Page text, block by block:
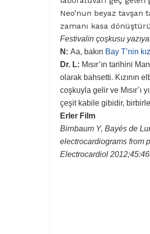
Neo’nun beyaz tavşan
zamanı kasa
Festivalin çoşkusu
N: Aa, bakın Bay T’nin
Dr. L: Mısır’ın tarihini
olarak bahsetti. Kızının
coşkuyla gelir ve Mısır’ı
çeşit kabile gibidir,
Erler Film
Birnbaum Y, Bayés de
electrocardiograms from
Electrocardiol